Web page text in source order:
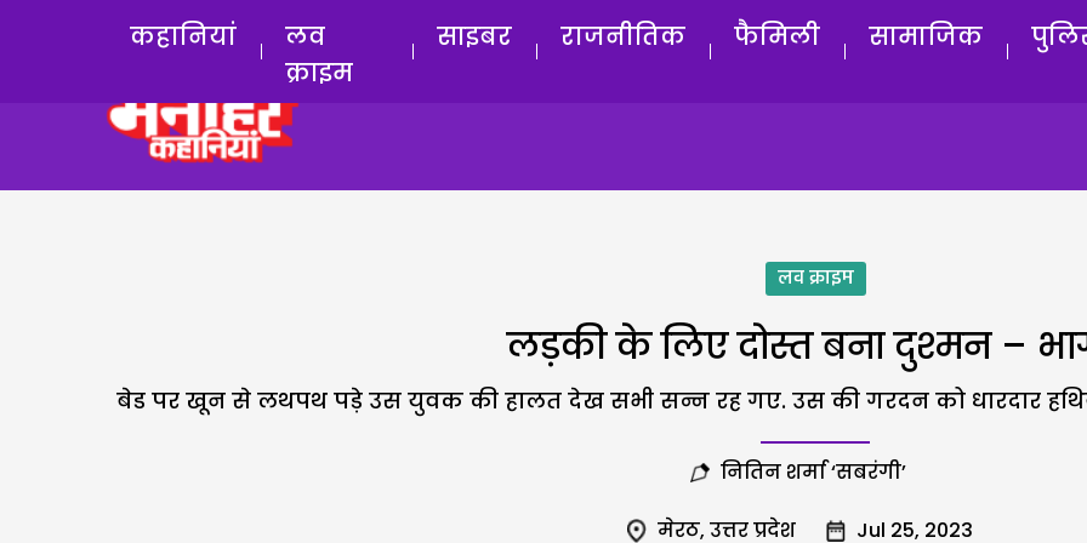
कहानियां
लव
क्राइम
साइबर राजनीतिक फैमिली सामाजिक
लव क्राइम
लड़की के लिए दोस्त बना दुश्मन –
बेड पर खून से लथपथ पड़े उस युवक की हालत देख सभी सन्न रह गए. उस की गरदन को धारदार
नितिन शर्मा ‘सबरंगी’
मेरठ, उत्तर प्रदेश Jul 25, 2023